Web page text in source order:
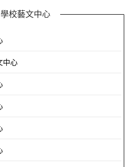
學校藝文中心
中心